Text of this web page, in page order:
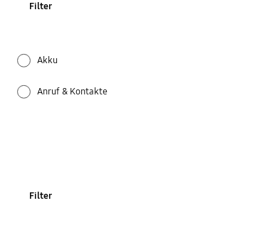
Filter
Akku
Anruf & Kontakte
Filter